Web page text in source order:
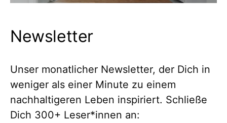
Newsletter
Unser monatlicher Newsletter, der Dich in
weniger als einer Minute zu einem
nachhaltigeren Leben inspiriert. Schließe
Dich 300+ Leser*innen an: